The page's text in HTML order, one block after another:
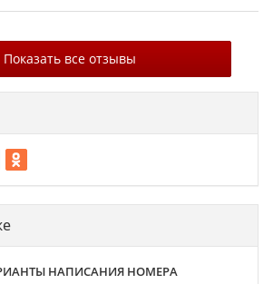
Показать все отзывы
НАПИСАНИЯ НОМЕРА